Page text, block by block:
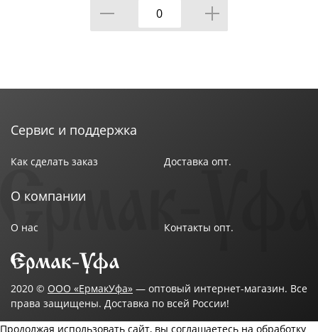
Сервис и поддержка
Как сделать заказ Доставка опт.
О компании
О нас Контакты опт.
2020 © ООО «ЕрмакУфа» — оптовый интернет-магазин. Все
права защищены. Доставка по всей России!
Продолжая использовать сайт, вы соглашаетесь на обработку